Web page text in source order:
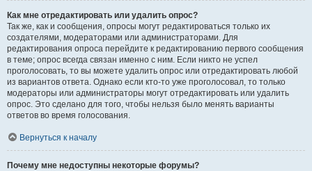
Как мне отредактировать или удалить опрос?
Так же, как и сообщения, опросы могут редактироваться только их
создателями, модераторами или администраторами. Для
редактирования опроса перейдите к редактированию первого сообщения
в теме; опрос всегда связан именно с ним. Если никто не успел
проголосовать, то вы можете удалить опрос или отредактировать любой
из вариантов ответа. Однако если кто-то уже проголосовал, то только
модераторы или администраторы могут отредактировать или удалить
опрос. Это сделано для того, чтобы нельзя было менять варианты
ответов во время голосования.
Вернуться к началу
Почему мне недоступны некоторые форумы?